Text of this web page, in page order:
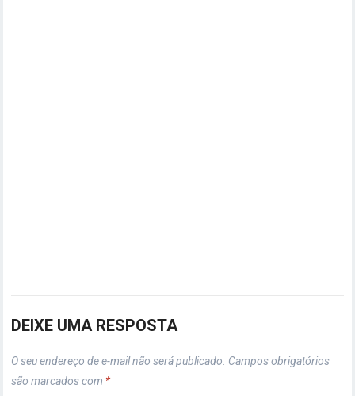
DEIXE UMA RESPOSTA
O seu endereço de e-mail não será publicado. Campos obrigatórios
são marcados com *